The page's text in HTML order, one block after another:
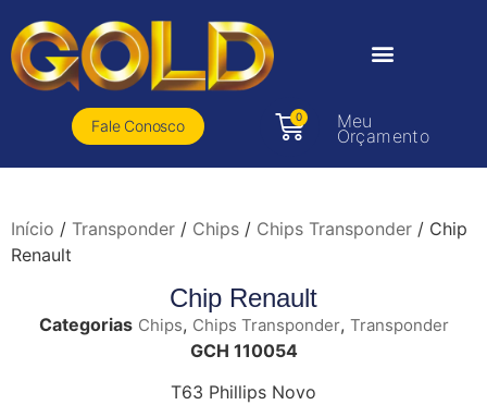
Fale Conosco
0 Meu
Orçamento
Início / Transponder / Chips / Chips Transponder / Chip
Renault
Chip Renault
Categorias Chips, Chips Transponder, Transponder
GCH 110054
T63 Phillips Novo